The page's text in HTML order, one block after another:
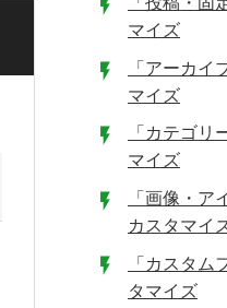
マイズ
「アーカイ
マイズ
「カテゴリ
マイズ
「画像・ア
カスタマイ
「カスタム
タマイズ